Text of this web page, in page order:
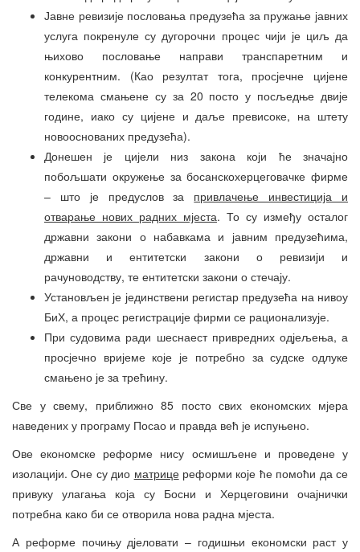
Јавне ревизије пословања предузећа за пружање јавних
услуга покренуле су дугорочни процес чији је циљ да
њихово пословање направи транспаретним и
конкурентним. (Као резултат тога, просјечне цијене
телекома смањене су за 20 посто у посљедње двије
године, иако су цијене и даље превисоке, на штету
новооснованих предузећа).
Донешен је цијели низ закона који ће значајно
побољшати окружење за босанскохерцеговачке фирме
– што је предуслов за привлачење инвестиција и
отварање нових радних мјеста. То су између осталог
државни закони о набавкама и јавним предузећима,
државни и ентитетски закони о ревизији и
рачуноводству, те ентитетски закони о стечају.
Установљен је јединствени регистар предузећа на нивоу
БиХ, а процес регистрације фирми се рационализује.
При судовима ради шеснаест привредних одјељења, а
просјечно вријеме које је потребно за судске одлуке
смањено је за трећину.
Све у свему, приближно 85 посто свих економских мјера
наведених у програму Посао и правда већ је испуњено.
Ове економске реформе нису осмишљене и проведене у
изолацији. Оне су дио матрицереформи које ће помоћи да се
привуку улагања која су Босни и Херцеговини очајнички
потребна како би се отворила нова радна мјеста.
А реформе почињу дјеловати – годишњи економски раст у